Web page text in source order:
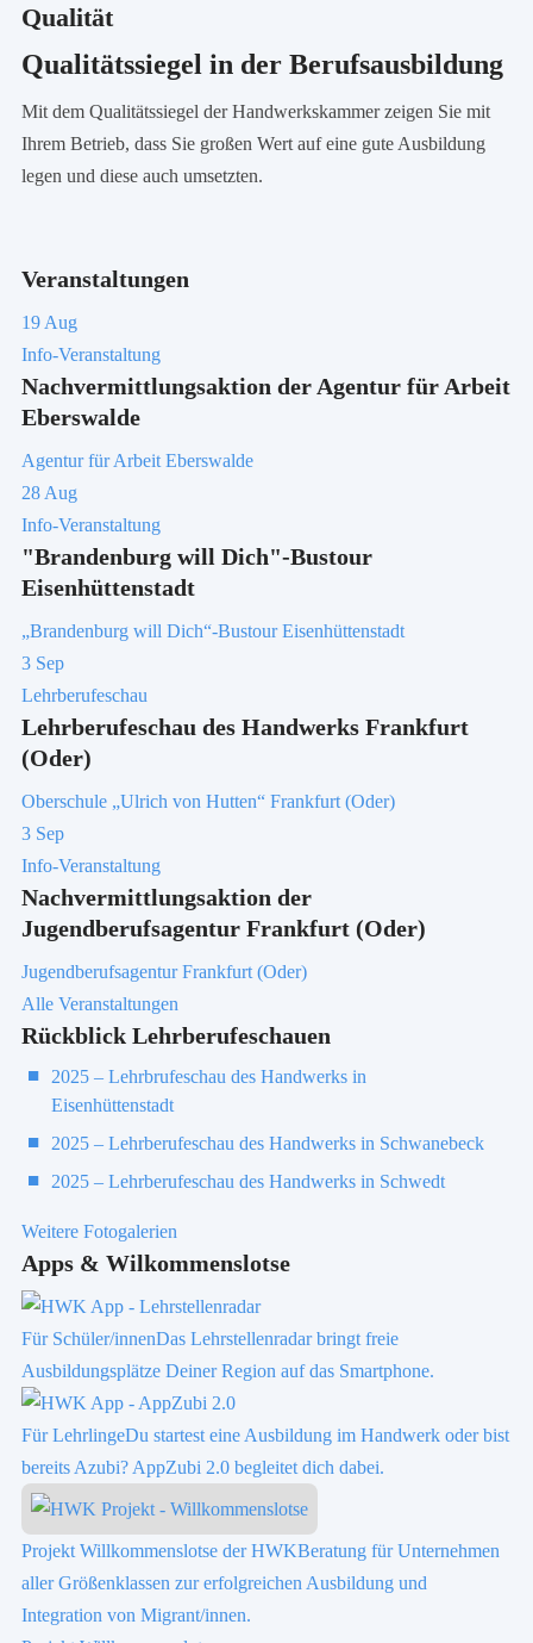
Qualität
Qualitätssiegel in der Berufsausbildung
Mit dem Qualitätssiegel der Handwerkskammer zeigen Sie mit
Ihrem Betrieb, dass Sie großen Wert auf eine gute Ausbildung
legen und diese auch umsetzten.
Veranstaltungen
19 Aug
Info-Veranstaltung
Nachvermittlungsaktion der Agentur für Arbeit
Eberswalde
Agentur für Arbeit Eberswalde
28 Aug
Info-Veranstaltung
"Brandenburg will Dich"-Bustour
Eisenhüttenstadt
„Brandenburg will Dich“-Bustour Eisenhüttenstadt
3 Sep
Lehrberufeschau
Lehrberufeschau des Handwerks Frankfurt
(Oder)
Oberschule „Ulrich von Hutten“ Frankfurt (Oder)
3 Sep
Info-Veranstaltung
Nachvermittlungsaktion der
Jugendberufsagentur Frankfurt (Oder)
Jugendberufsagentur Frankfurt (Oder)
Alle Veranstaltungen
Rückblick Lehrberufeschauen
2025 – Lehrbrufeschau des Handwerks in
Eisenhüttenstadt
2025 – Lehrberufeschau des Handwerks in Schwanebeck
2025 – Lehrberufeschau des Handwerks in Schwedt
Weitere Fotogalerien
Apps & Wilkommenslotse
Für Schüler/innenDas Lehrstellenradar bringt freie
Ausbildungsplätze Deiner Region auf das Smartphone.
Für LehrlingeDu startest eine Ausbildung im Handwerk oder bist
bereits Azubi? AppZubi 2.0 begleitet dich dabei.
Projekt Willkommenslotse der HWKBeratung für Unternehmen
aller Größenklassen zur erfolgreichen Ausbildung und
Integration von Migrant/innen.